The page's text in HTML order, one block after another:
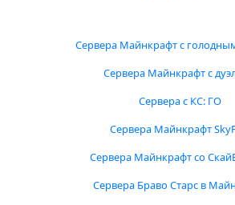
Сервера Майнкрафт с
Сервера Майнкрафт с
Сервера с КС: ГО
Сервера Майнкрафт
Сервера Майнкрафт со
Сервера Браво Старс в